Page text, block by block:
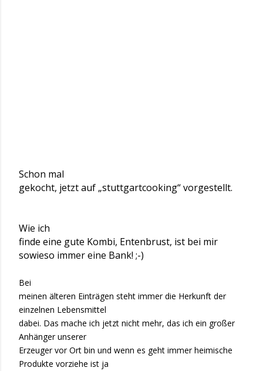
Schon mal
gekocht, jetzt auf „stuttgartcooking“ vorgestellt.
Wie ich
finde eine gute Kombi, Entenbrust, ist bei mir
sowieso immer eine Bank! ;-)
Bei
meinen älteren Einträgen steht immer die Herkunft der
einzelnen Lebensmittel
dabei. Das mache ich jetzt nicht mehr, das ich ein großer
Anhänger unserer
Erzeuger vor Ort bin und wenn es geht immer heimische
Produkte vorziehe ist ja